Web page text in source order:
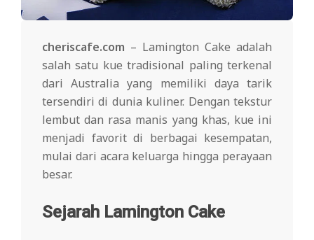
cheriscafe.com – Lamington Cake adalah
salah satu kue tradisional paling terkenal
dari Australia yang memiliki daya tarik
tersendiri di dunia kuliner. Dengan tekstur
lembut dan rasa manis yang khas, kue ini
menjadi favorit di berbagai kesempatan,
mulai dari acara keluarga hingga perayaan
besar.
Sejarah Lamington Cake